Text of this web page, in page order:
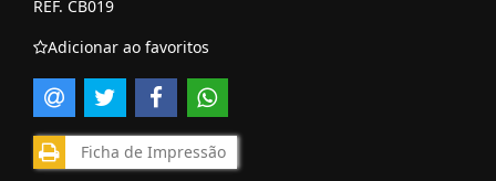
REF. CB019
Adicionar ao favoritos
Ficha de Impressão